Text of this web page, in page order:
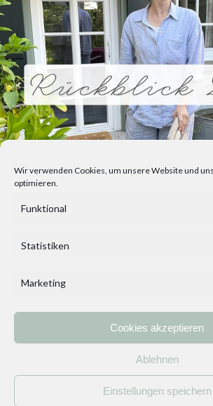
Wir verwenden Cookies, um unsere Website und
optimieren.
Funktional
Statistiken
Marketing
Cookies akzeptieren
Ablehnen
Einstellungen speichern
Kontakt
Impressum/